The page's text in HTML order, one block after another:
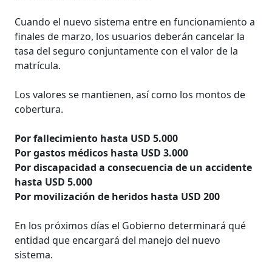
Cuando el nuevo sistema entre en funcionamiento a
finales de marzo, los usuarios deberán cancelar la
tasa del seguro conjuntamente con el valor de la
matrícula.
Los valores se mantienen, así como los montos de
cobertura.
Por fallecimiento hasta USD 5.000
Por gastos médicos hasta USD 3.000
Por discapacidad a consecuencia de un accidente
hasta USD 5.000
Por movilización de heridos hasta USD 200
En los próximos días el Gobierno determinará qué
entidad que encargará del manejo del nuevo
sistema.